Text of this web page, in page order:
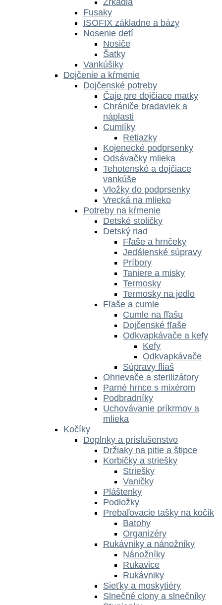
Fusaky
ISOFIX základne a bázy
Nosenie detí
Nosiče
Šatky
Vankúšiky
Dojčenie a kŕmenie
Dojčenské potreby
Čaje pre dojčiace matky
Chrániče bradaviek a
náplasti
Cumlíky
Retiazky
Kojenecké podprsenky
Odsávačky mlieka
Tehotenské a dojčiace
vankúše
Vložky do podprsenky
Vrecká na mlieko
Potreby na kŕmenie
Detské stoličky
Detský riad
Fľaše a hrnčeky
Jedálenské súpravy
Príbory
Taniere a misky
Termosky
Termosky na jedlo
Fľaše a cumle
Cumle na fľašu
Dojčenské fľaše
Odkvapkávače a kefy
Kefy
Odkvapkávače
Súpravy fliaš
Ohrievače a sterilizátory
Parné hrnce s mixérom
Podbradníky
Uchovávanie príkrmov a
mlieka
Kočíky
Doplnky a príslušenstvo
Držiaky na pitie a štipce
Korbičky a striešky
Striešky
Vaničky
Pláštenky
Podložky
Prebaľovacie tašky na kočík
Batohy
Organizéry
Rukávniky a nánožníky
Nánožníky
Rukavice
Rukávniky
Sieťky a moskytiéry
Slnečné clony a slnečníky